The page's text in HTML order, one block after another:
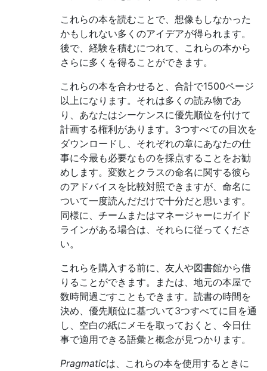
これらの本を読むことで、想像もしなかった
かもしれない多くのアイデアが得られます。
後で、経験を積むにつれて、これらの本から
さらに多くを得ることができます。
これらの本を合わせると、合計で1500ページ
以上になります。それは多くの読み物であ
り、あなたはシーケンスに優先順位を付けて
計画する権利があります。3つすべての目次を
ダウンロードし、それぞれの章にあなたの仕
事に今最も必要なものを採点することをお勧
めします。変数とクラスの命名に関する彼ら
のアドバイスを比較対照できますが、命名に
ついて一度読んだだけで十分だと思います。
同様に、チームまたはマネージャーにガイド
ラインがある場合は、それらに従ってくださ
い。
これらを購入する前に、友人や図書館から借
りることができます。または、地元の本屋で
数時間過ごすこともできます。読書の時間を
決め、優先順位に基づいて3つすべてに目を通
し、空白の紙にメモを取っておくと、今日仕
事で適用できる語彙と概念が見つかります。
Pragmaticは、これらの本を使用するときに